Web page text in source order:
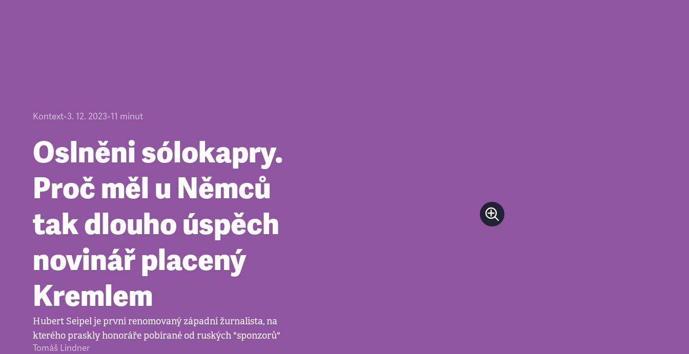
Kontext•3. 12. 2023•11 minut
Oslněni sólokapry.
Proč měl u Němců
tak dlouho úspěch
novinář placený
Kremlem
Hubert Seipel je první renomovaný západní žurnalista, na
kterého praskly honoráře pobírané od ruských "sponzorů"
Tomáš Lindner